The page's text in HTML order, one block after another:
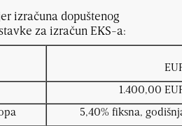
izračuna dopuštenog
za izračun EKS-a:
1.400,00
5,40% fiksna,